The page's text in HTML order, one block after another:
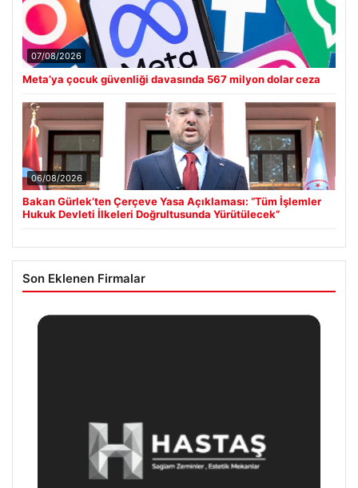
07/08/2026
Meta’ya çocuk güvenliği davasında 567 milyon dolar ceza
06/08/2026
Bakan Gürlek’ten Çerçeve Yasa Açıklaması: “Tüm İşlemler
Hukuk Devleti İlkeleri Doğrultusunda Yürütülecek”
Son Eklenen Firmalar